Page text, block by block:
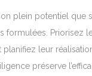
son plein potentiel
formulées. Priorisez
leur
préserve